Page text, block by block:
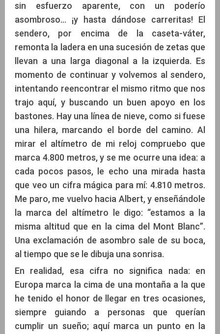
sin esfuerzo aparente, con un poderío
asombroso… ¡y hasta dándose carreritas! El
sendero, por encima de la caseta-váter,
remonta la ladera en una sucesión de zetas que
llevan a una larga diagonal a la izquierda. Es
momento de continuar y volvemos al sendero,
intentando reencontrar el mismo ritmo que nos
trajo aquí, y buscando un buen apoyo en los
bastones. Hay una línea de nieve, como si fuese
una hilera, marcando el borde del camino. Al
mirar el altímetro de mi reloj compruebo que
marca 4.800 metros, y se me ocurre una idea: a
cada pocos pasos, le echo una mirada hasta
que veo un cifra mágica para mí: 4.810 metros.
Me paro, me vuelvo hacia Albert, y enseñándole
la marca del altímetro le digo: “estamos a la
misma altitud que en la cima del Mont Blanc”.
Una exclamación de asombro sale de su boca,
al tiempo que se le dibuja una sonrisa.
En realidad, esa cifra no significa nada: en
Europa marca la cima de una montaña a la que
he tenido el honor de llegar en tres ocasiones,
siempre guiando a personas que querían
cumplir un sueño; aquí marca un punto en la